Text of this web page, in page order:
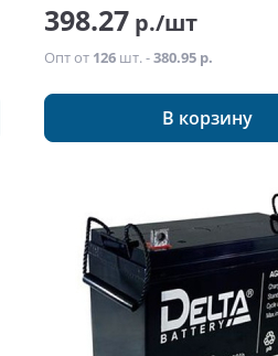
398.27 р./шт
Опт от 126 шт. -380.95 р.
В корзину